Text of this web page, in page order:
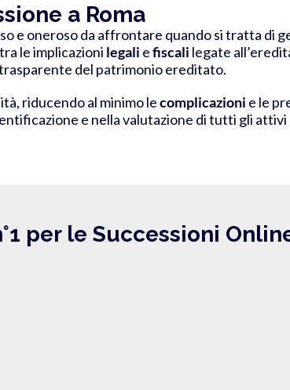
a Roma
e oneroso da affrontare quando si tratta di
le implicazioni legali efiscali legate
del patrimonio ereditato.
riducendo al minimo lecomplicazioni e le
e nella valutazione di tutti gli
per le Successioni